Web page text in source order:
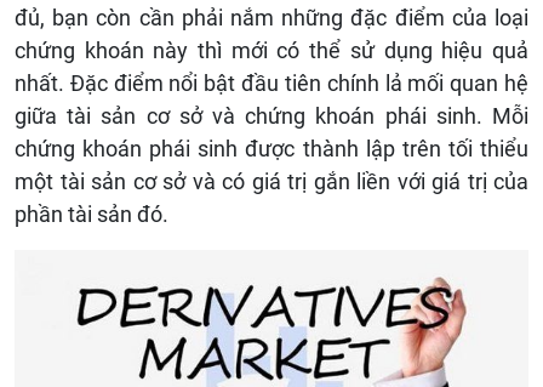
đủ, bạn còn cần phải nắm những đặc điểm của loại
chứng khoán này thì mới có thể sử dụng hiệu quả
nhất. Đặc điểm nổi bật đầu tiên chính lả mối quan hệ
giữa tài sản cơ sở và chứng khoán phái sinh. Mỗi
chứng khoán phái sinh được thành lập trên tối thiểu
một tài sản cơ sở và có giá trị gắn liền với giá trị của
phần tài sản đó.